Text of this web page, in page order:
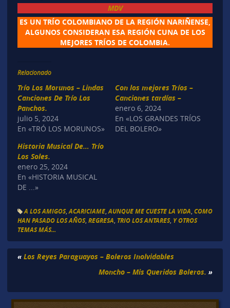
MDV
ES UN TRÍO COLOMBIANO DE LA REGIÓN NARIÑENSE,
ALGUNOS CONSIDERAN ESA REGIÓN CUNA DE LOS
MEJORES TRÍOS DE COLOMBIA.
Relacionado
Trío Los Morunos – Lindas
Canciones De Trío Los
Panchos.
julio 5, 2024
En «TRÓ LOS MORUNOS»
Con los mejores Tríos –
Canciones tardías –
enero 6, 2024
En «LOS GRANDES TRÍOS
DEL BOLERO»
Historia Musical De… Trío
Los Soles.
enero 25, 2024
En «HISTORIA MUSICAL
DE ...»
A LOS AMIGOS,ACARICIAME,AUNQUE ME CUESTE LA VIDA, COMO
HAN PASADO LOS AÑOS, REGRESA, TRIO LOS ANTARES, Y OTROS
TEMAS MÁS...
« Los Reyes Paraguayos – Boleros Inolvidables
Moncho – Mis Queridos Boleros. »